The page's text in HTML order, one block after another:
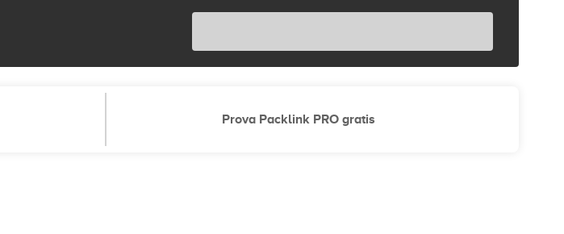
Prova Packlink PRO gratis